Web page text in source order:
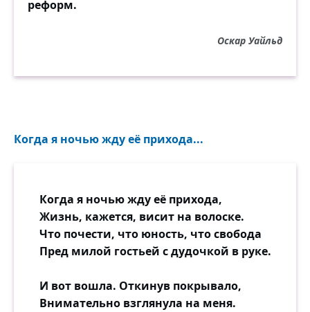
реформ.
Оскар Уайльд
Когда я ночью жду её прихода...
Когда я ночью жду её прихода,
Жизнь, кажется, висит на волоске.
Что почести, что юность, что свобода
Пред милой гостьей с дудочкой в руке.
И вот вошла. Откинув покрывало,
Внимательно взглянула на меня.